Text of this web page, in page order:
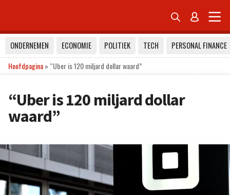
 
ONDERNEMEN ECONOMIE POLITIEK TECH
PERSONAL FINANCE
Hoofdpagina» “Uber is 120 miljard dollar waard”
“Uber is 120 miljard dollar
waard”